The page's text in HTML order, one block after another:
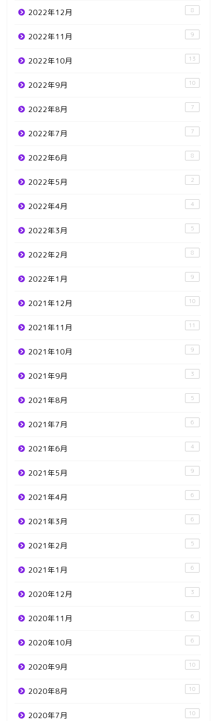
2022年12月 8
2022年11月 9
2022年10月 13
2022年9月 10
2022年8月 7
2022年7月 7
2022年6月 8
2022年5月 2
2022年4月 4
2022年3月 5
2022年2月 8
2022年1月 9
2021年12月 10
2021年11月 11
2021年10月 9
2021年9月 3
2021年8月 5
2021年7月 6
2021年6月 4
2021年5月 9
2021年4月 6
2021年3月 6
2021年2月 5
2021年1月 6
2020年12月 3
2020年11月 6
2020年10月 6
2020年9月 10
2020年8月 10
2020年7月 10